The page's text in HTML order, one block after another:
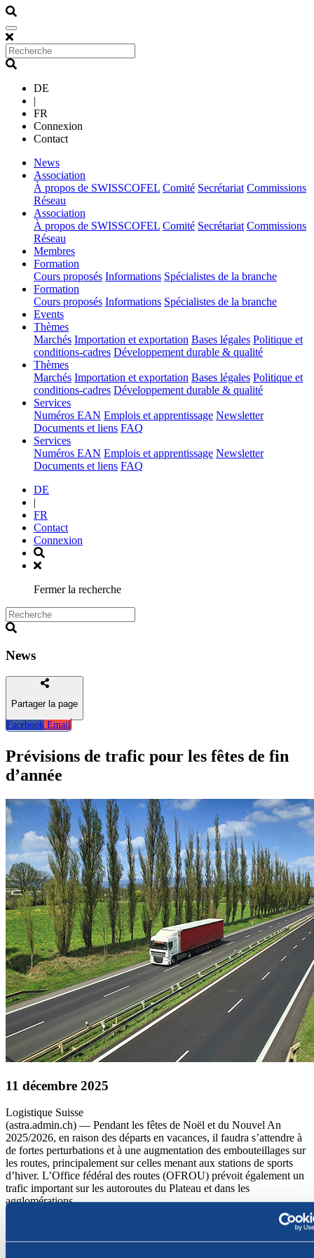
DE
|
FR
Connexion
Contact
News(current)
Association
À propos de SWISSCOFEL Comité Secrétariat Commissions
Réseau
Association
À propos de SWISSCOFEL Comité Secrétariat Commissions
Réseau
Membres(current)
Formation
Cours proposés Informations Spécialistes de la branche
Formation
Cours proposés Informations Spécialistes de la branche
Events(current)
Thèmes(current)
Marchés Importation et exportation Bases légales Politique et
conditions-cadres Développement durable & qualité
Thèmes(current)
Marchés Importation et exportation Bases légales Politique et
conditions-cadres Développement durable & qualité
Services(current)
Numéros EAN Emplois et apprentissage Newsletter
Documents et liens FAQ
Services(current)
Numéros EAN Emplois et apprentissage Newsletter
Documents et liens FAQ
DE
|
FR
Contact
Connexion
Fermer la recherche
News
Partager la page
Facebook Email
Retour
Prévisions de trafic pour les fêtes de fin
d’année
11 décembre 2025
Logistique Suisse
(astra.admin.ch) — Pendant les fêtes de Noël et du Nouvel An
2025/2026, en raison des départs en vacances, il faudra s’attendre à
de fortes perturbations et à une augmentation des embouteillages sur
les routes, principalement sur celles menant aux stations de sports
d’hiver. L’Office fédéral des routes (OFROU) prévoit également un
trafic important sur les autoroutes du Plateau et dans les
agglomérations.
Le début des vacances sera certainement perceptible sur l’A1, l’A2,